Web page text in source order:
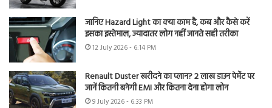
जानिए Hazard Light का क्या काम है, कब और कैसे करें
इसका इस्तेमाल, ज्यादातर लोग नहीं जानते सही तरीका
12 July 2026 - 6:14 PM
Renault Duster खरीदने का प्लान? 2 लाख डाउन पेमेंट पर
जानें कितनी बनेगी EMI और कितना देना होगा लोन
9 July 2026 - 6:33 PM